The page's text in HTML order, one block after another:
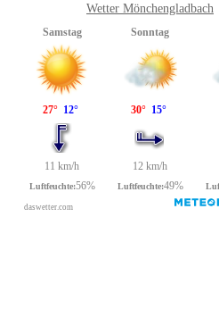
Wetter Mönchengladbach